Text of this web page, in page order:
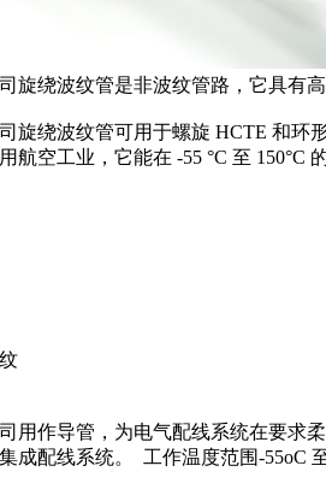
旋绕波纹管是非波纹管路，它具有
旋绕波纹管可用于螺旋 HCTE 和环
航空工业，它能在 -55 °C 至 150°C
用作导管，为电气配线系统在要求
成配线系统。 工作温度范围-55oC